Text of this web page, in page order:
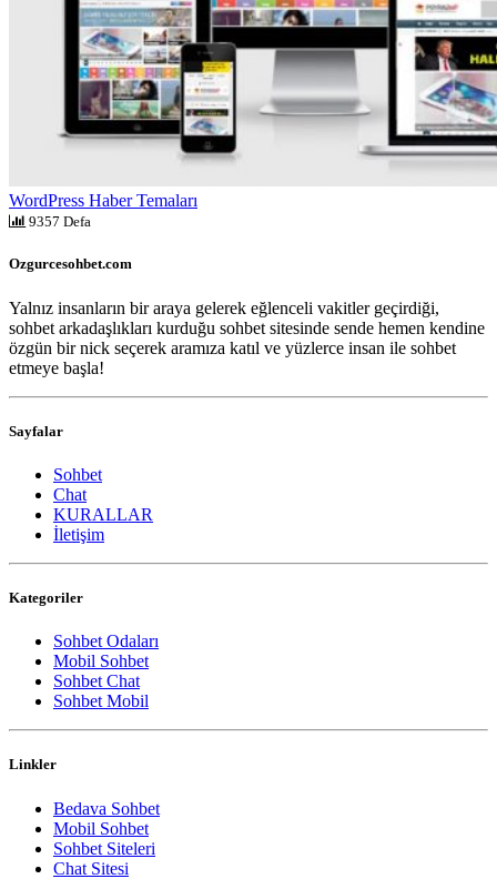
WordPress Haber Temaları
9357 Defa
Ozgurcesohbet.com
Yalnız insanların bir araya gelerek eğlenceli vakitler geçirdiği,
sohbet arkadaşlıkları kurduğu sohbet sitesinde sende hemen kendine
özgün bir nick seçerek aramıza katıl ve yüzlerce insan ile sohbet
etmeye başla!
Sayfalar
Sohbet
Chat
KURALLAR
İletişim
Kategoriler
Sohbet Odaları
Mobil Sohbet
Sohbet Chat
Sohbet Mobil
Linkler
Bedava Sohbet
Mobil Sohbet
Sohbet Siteleri
Chat Sitesi